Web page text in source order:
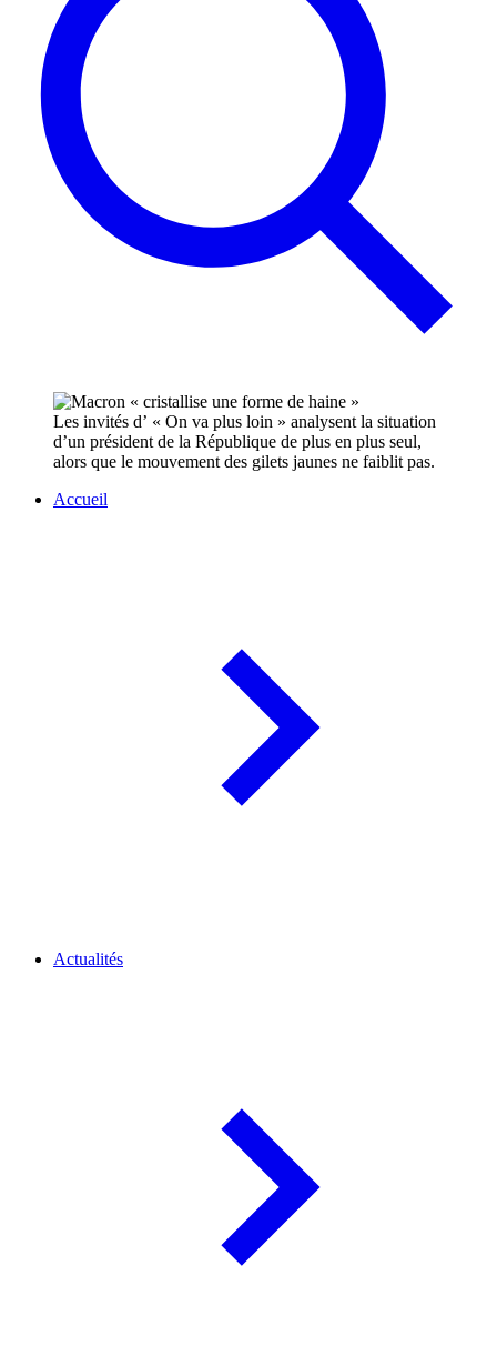
Les invités d’ « On va plus loin » analysent la situation
d’un président de la République de plus en plus seul,
alors que le mouvement des gilets jaunes ne faiblit pas.
Accueil
Actualités